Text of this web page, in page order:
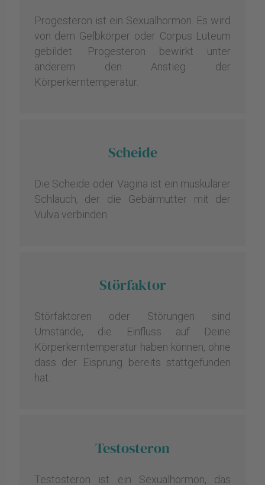
Progesteron ist ein Sexualhormon. Es wird
von dem Gelbkörper oder Corpus Luteum
gebildet. Progesteron bewirkt unter
anderem den Anstieg der
Körperkerntemperatur.
Scheide
Die Scheide oder Vagina ist ein muskulärer
Schlauch, der die Gebärmutter mit der
Vulva verbinden.
Störfaktor
Störfaktoren oder Störungen sind
Umstände, die Einfluss auf Deine
Körperkerntemperatur haben können, ohne
dass der Eisprung bereits stattgefunden
hat.
Testosteron
Testosteron ist ein Sexualhormon, das